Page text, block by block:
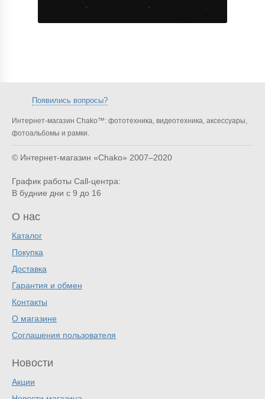
Появились вопросы?
Интернет-магазин Chako™: фототехника, видеотехника, аксессуары,
фотоальбомы и рамки.
© Интернет-магазин «Chako» 2007–2020
График работы Call-центра:
В будние дни с 9 до 16
О нас
Каталог
Покупка
Доставка
Гарантия и обмен
Контакты
О магазине
Соглашения пользователя
Новости
Акции